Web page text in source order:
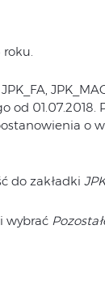
roku.
od 01.07.2018.
o
do zakładki
i wybrać